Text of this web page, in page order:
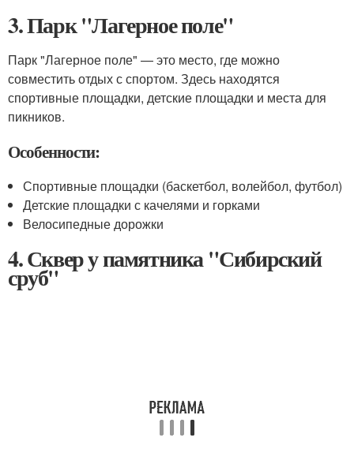
3. Парк "Лагерное поле"
Парк "Лагерное поле" — это место, где можно
совместить отдых с спортом. Здесь находятся
спортивные площадки, детские площадки и места для
пикников.
Особенности:
Спортивные площадки (баскетбол, волейбол, футбол)
Детские площадки с качелями и горками
Велосипедные дорожки
4. Сквер у памятника "Сибирский
сруб"